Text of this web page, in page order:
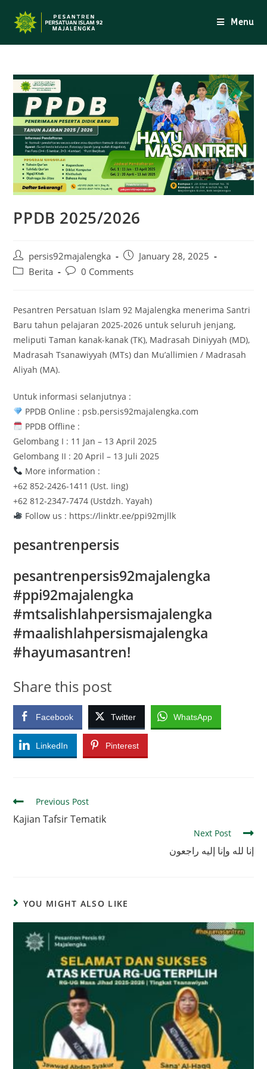
content
Menu
PPDB 2025/2026
Post
author:
persis92majalengka
Post
published:
January 28, 2025
PostBerita
Post0 Comments
Pesantren Persatuan Islam 92 Majalengka menerima Santri
Baru tahun pelajaran 2025-2026 untuk seluruh jenjang,
meliputi Taman kanak-kanak (TK), Madrasah Diniyyah (MD),
Madrasah Tsanawiyyah (MTs) dan Mu’allimien / Madrasah
Aliyah (MA).
Untuk informasi selanjutnya :
PPDB Online : psb.persis92majalengka.com
PPDB Offline :
Gelombang I : 11 Jan – 13 April 2025
Gelombang II : 20 April – 13 Juli 2025
More information :
+62 852-2426-1411 (Ust. Iing)
+62 812-2347-7474 (Ustdzh. Yayah)
Follow us : https://linktr.ee/ppi92mjllk
pesantrenpersis
pesantrenpersis92majalengka
#ppi92majalengka
#mtsalishlahpersismajalengka
#maalishlahpersismajalengka
#hayumasantren!
Share this post
Facebook Twitter WhatsApp
LinkedIn Pinterest
Read
articles
Previous Post
Kajian Tafsir Tematik
Next Post
إنا لله وإنا إليه راجعون
YOU MIGHT ALSO LIKE